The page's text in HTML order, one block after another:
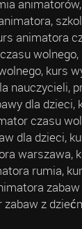
animatora
wolnego,
kurs
nauczycieli,
dla dzieci,
czasu
dla dzieci,
warszawa,
rumia,
z